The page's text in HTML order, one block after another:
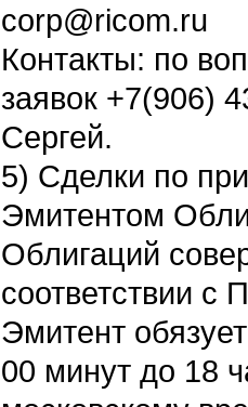
corp@ricom.ru
Контакты: по
заявок +7(906)
Сергей.
5) Сделки по
Эмитентом
Облигаций
соответствии с
Эмитент
00 минут до 18